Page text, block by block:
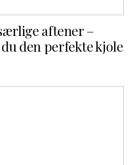
aftener –
den perfekte kjole